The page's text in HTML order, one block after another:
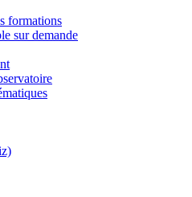
formations
sur demande